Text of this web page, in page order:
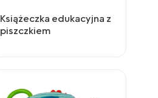
Książeczka edukacyjna z
piszczkiem